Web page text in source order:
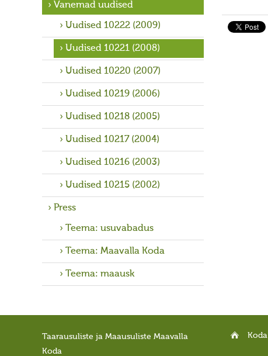
Vanemad uudised
Uudised 10222 (2009)
Uudised 10221 (2008)
Uudised 10220 (2007)
Uudised 10219 (2006)
Uudised 10218 (2005)
Uudised 10217 (2004)
Uudised 10216 (2003)
Uudised 10215 (2002)
Press
Teema: usuvabadus
Teema: Maavalla Koda
Teema: maausk
Taarausuliste ja Maausuliste Maavalla
Koda
Koda